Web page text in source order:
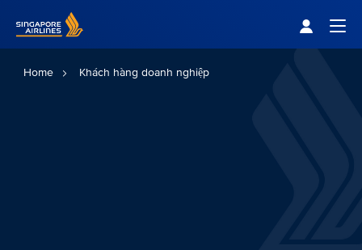
Home Khách hàng doanh nghiệp